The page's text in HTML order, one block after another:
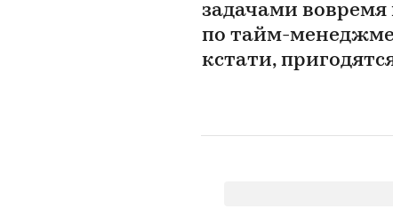
задачами вовремя
по тайм-
кстати,